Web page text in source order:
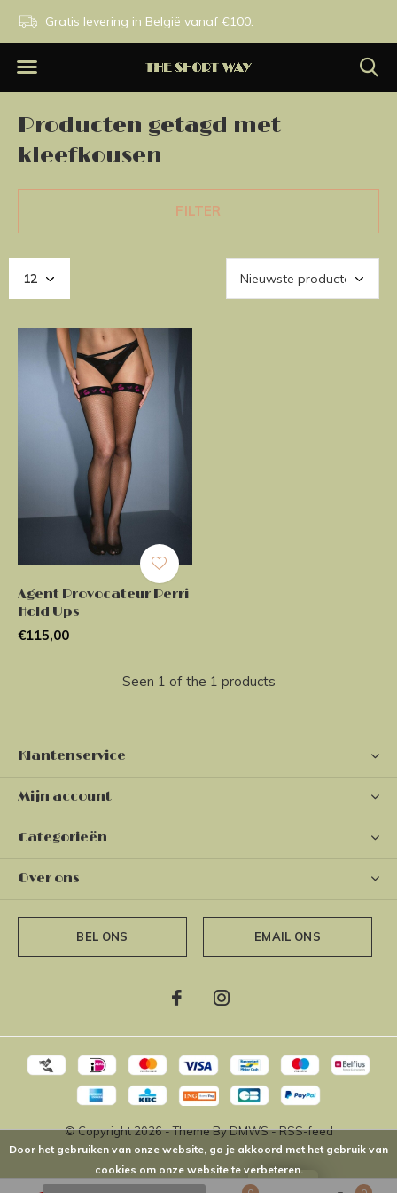
Gratis levering in België vanaf €100.
Producten getagd met
kleefkousen
FILTER
Agent Provocateur Perri
Hold Ups
€115,00
Seen 1 of the 1 products
Klantenservice
Mijn account
Categorieën
Over ons
BEL ONS EMAIL ONS
© Copyright2026- Theme ByDMWS-RSS-feed
Door het gebruiken van onze website, ga je akkoord met het gebruik van
cookies om onze website te verbeteren.
LOYALTY